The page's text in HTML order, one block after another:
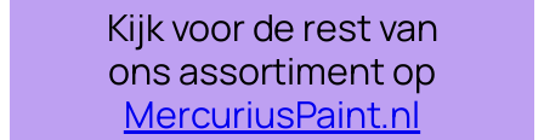
Kijk voor de rest van
ons assortiment op
MercuriusPaint.nl